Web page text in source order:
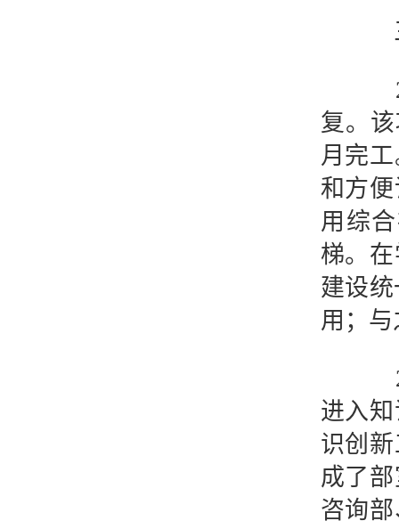
三
复。
月完
和方
用综
梯。
建设
用；
进入
识创
成了
咨询